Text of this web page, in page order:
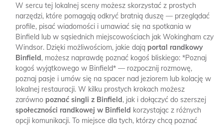
W sercu tej lokalnej sceny możesz skorzystać z prostych
narzędzi, które pomagają odkryć bratnią duszę — przeglądać
profile, pisać wiadomości i umawiać się na spotkania w
Binfield lub w sąsiednich miejscowościach jak Wokingham czy
Windsor. Dzięki możliwościom, jakie dają portal randkowy
Binfield, możesz naprawdę poznać kogoś bliskiego: *Poznaj
kogoś wyjątkowego w Binfield* — rozpocznij rozmowę,
poznaj pasje i umów się na spacer nad jeziorem lub kolację w
lokalnej restauracji. W kilku prostych krokach możesz
zarówno poznać singli z Binfield, jak i dołączyć do szerszej
społeczności randkowej w Binfield korzystając z różnych
opcji komunikacji. To miejsce dla tych, którzy chcą poznać